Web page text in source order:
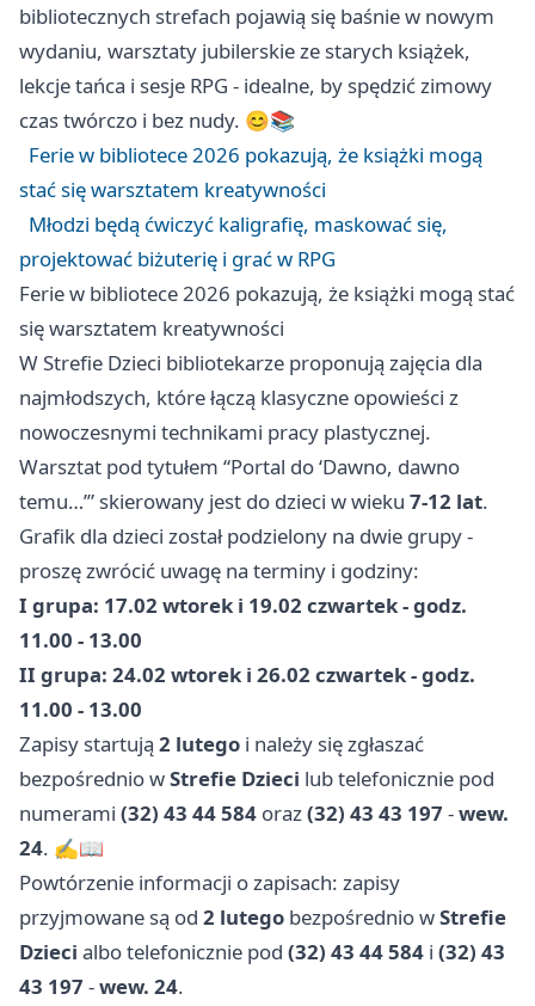
bibliotecznych strefach pojawią się baśnie w nowym
wydaniu, warsztaty jubilerskie ze starych książek,
lekcje tańca i sesje RPG - idealne, by spędzić zimowy
czas twórczo i bez nudy. 😊📚
Ferie w bibliotece 2026 pokazują, że książki mogą
stać się warsztatem kreatywności
Młodzi będą ćwiczyć kaligrafię, maskować się,
projektować biżuterię i grać w RPG
Ferie w bibliotece 2026 pokazują, że książki mogą stać
się warsztatem kreatywności
W Strefie Dzieci bibliotekarze proponują zajęcia dla
najmłodszych, które łączą klasyczne opowieści z
nowoczesnymi technikami pracy plastycznej.
Warsztat pod tytułem “Portal do ‘Dawno, dawno
temu…’” skierowany jest do dzieci w wieku 7-12 lat.
Grafik dla dzieci został podzielony na dwie grupy -
proszę zwrócić uwagę na terminy i godziny:
I grupa: 17.02 wtorek i 19.02 czwartek - godz.
11.00 - 13.00
II grupa: 24.02 wtorek i 26.02 czwartek - godz.
11.00 - 13.00
Zapisy startują 2 lutego i należy się zgłaszać
bezpośrednio wStrefie Dzieci lub telefonicznie pod
numerami (32) 43 44 584 oraz(32) 43 43 197 -wew.
24. ✍️📖
Powtórzenie informacji o zapisach: zapisy
przyjmowane są od 2 lutego bezpośrednio wStrefie
Dzieci albo telefonicznie pod (32) 43 44 584 i (32) 43
43 197 -wew. 24.